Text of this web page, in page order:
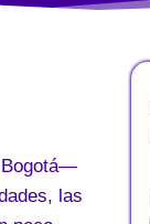
Bogotá—
las